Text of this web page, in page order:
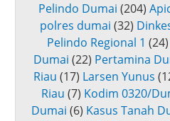
Pelindo Dumai (204)
polres dumai (32)
Pelindo Regional 1 (24)
Dumai (22) Pertamina
Riau (17) Larsen Yunus
Riau (7) Kodim 0320/
Dumai (6) Kasus Tanah